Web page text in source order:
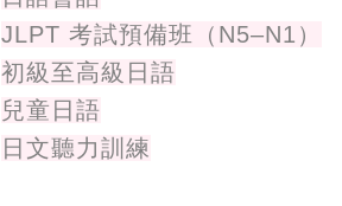
JLPT 考試預備班（N5–N1）
初級至高級日語
兒童日語
日文聽力訓練